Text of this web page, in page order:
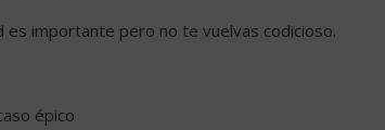
es importante pero no te vuelvas codicioso.
épico